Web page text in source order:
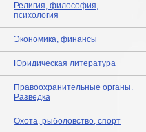
Религия, философия,
психология
Экономика, финансы
Юридическая литература
Правоохранительные органы.
Разведка
Охота, рыболовство, спорт